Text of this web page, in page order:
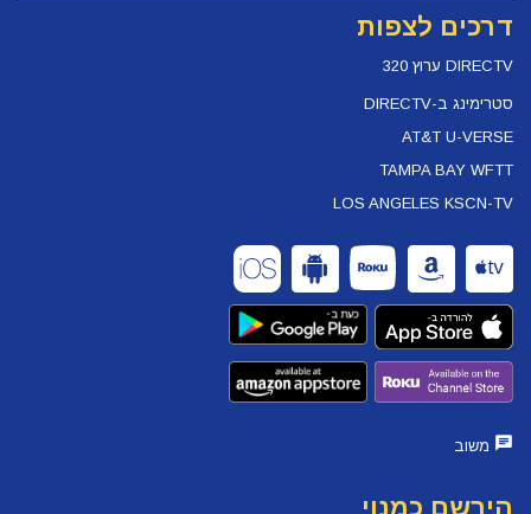
דרכים לצפות
DIRECTV ערוץ 320
סטרימינג ב-DIRECTV
AT&T U-VERSE
TAMPA BAY WFTT
LOS ANGELES KSCN-TV
משוב
הירשם כמנוי